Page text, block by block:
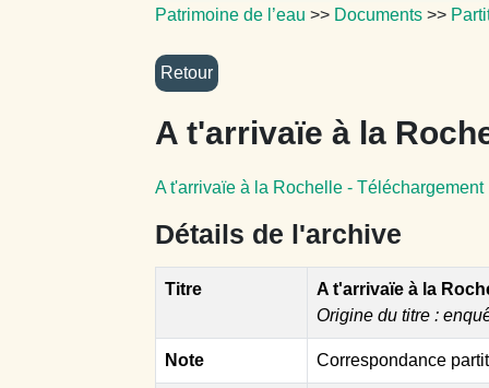
Patrimoine de l’eau >> Documents >>
A t'arrivaïe à la
A t'arrivaïe à la Rochelle - Téléchargement
Détails de l'archive
Titre
A t'arrivaïe à la
Origine du titre :
Note Correspondance